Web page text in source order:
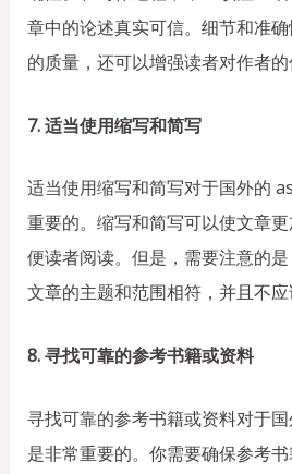
章中的论述真实可信。细节和准
的质量，还可以增强读者对作者的
7. 适当使用缩写和简写
适当使用缩写和简写对于国外的
重要的。缩写和简写可以使文章
便读者阅读。但是，需要注意的
文章的主题和范围相符，并且不应
8. 寻找可靠的参考书籍或资料
寻找可靠的参考书籍或资料对于
是非常重要的。你需要确保参考